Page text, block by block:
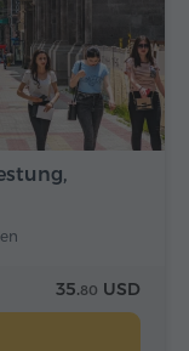
35.80 USD